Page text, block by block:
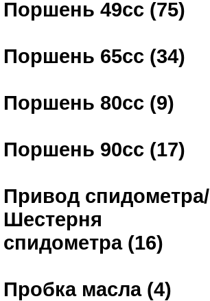
Поршень 49сс (75)
Поршень 65сс (34)
Поршень 80сс (9)
Поршень 90сс (17)
Привод спидометра/
Шестерня
спидометра (16)
Пробка масла (4)